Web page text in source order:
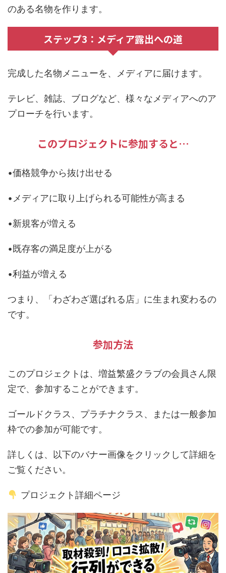
のある名物を作ります。
ステップ3：メディア露出への道
完成した名物メニューを、メディアに届けます。
テレビ、雑誌、ブログなど、様々なメディアへのア
プローチを行います。
このプロジェクトに参加すると…
•価格競争から抜け出せる
•メディアに取り上げられる可能性が高まる
•新規客が増える
•既存客の満足度が上がる
•利益が増える
つまり、「わざわざ選ばれる店」に生まれ変わるの
です。
参加方法
このプロジェクトは、増益繁盛クラブの会員さん限
定で、参加することができます。
ゴールドクラス、プラチナクラス、または一般参加
枠での参加が可能です。
詳しくは、以下のバナー画像をクリックして詳細を
ご覧ください。
プロジェクト詳細ページ